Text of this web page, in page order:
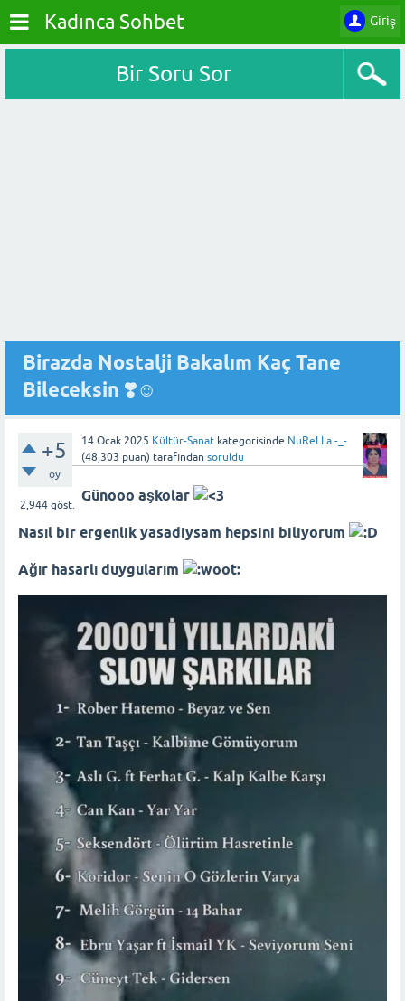
Giriş
Kadınca Sohbet
Bir Soru Sor
Birazda Nostalji Bakalım Kaç Tane
Bileceksin ❣️☺️
+5
oy
2,944 göst.
14 Ocak 2025 Kültür-Sanat kategorisinde NuReLLa -_-
(48,303 puan) tarafından soruldu
Günooo aşkolar
Nasıl bir ergenlik yasadiysam hepsini biliyorum
Ağır hasarlı duygularım